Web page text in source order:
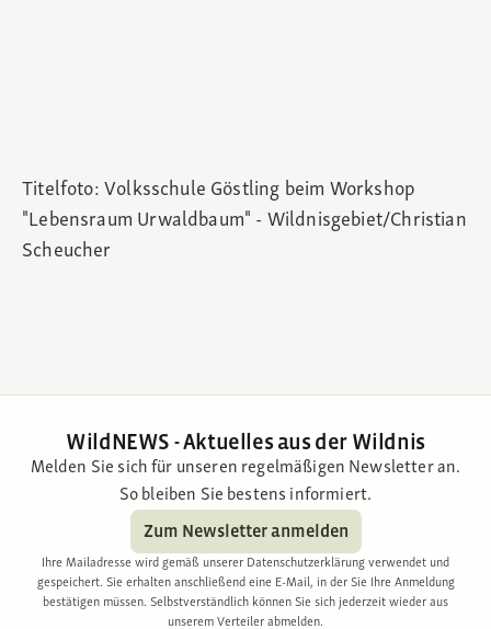
Titelfoto: Volksschule Göstling beim Workshop
"Lebensraum Urwaldbaum" - Wildnisgebiet/Christian
Scheucher
WildNEWS - Aktuelles aus der Wildnis
Melden Sie sich für unseren regelmäßigen Newsletter an.
So bleiben Sie bestens informiert.
Zum Newsletter anmelden
Ihre Mailadresse wird gemäß unserer Datenschutzerklärung verwendet und
gespeichert. Sie erhalten anschließend eine E-Mail, in der Sie Ihre Anmeldung
bestätigen müssen. Selbstverständlich können Sie sich jederzeit wieder aus
unserem Verteiler abmelden.